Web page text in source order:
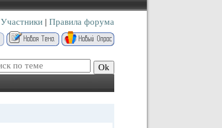
Участники | Правила форума